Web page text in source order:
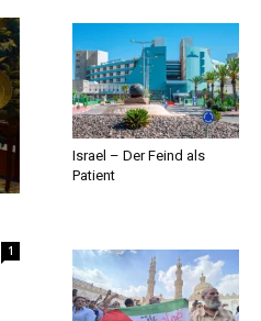
1
Israel – Der Feind als
Patient